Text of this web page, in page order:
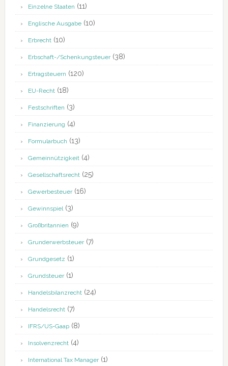
Einzelne Staaten (11)
Englische Ausgabe(10)
Erbrecht(10)
Erbschaft-/Schenkungsteuer(38)
Ertragsteuern (120)
EU-Recht(18)
Festschriften (3)
Finanzierung (4)
Formularbuch (13)
Gemeinnützigkeit(4)
Gesellschaftsrecht(25)
Gewerbesteuer(16)
Gewinnspiel(3)
Großbritannien (9)
Grunderwerbsteuer(7)
Grundgesetz (1)
Grundsteuer(1)
Handelsbilanzrecht(24)
Handelsrecht(7)
IFRS/US-Gaap(8)
Insolvenzrecht(4)
International Tax Manager(1)